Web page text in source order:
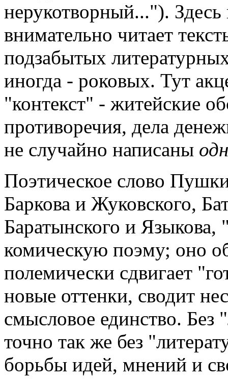
нерукотворный..."). Здесь
внимательно читает
подзабытых
иногда - роковых. Тут
"контекст" - житейские
противоречия, дела
не случайно написаны
Поэтическое слово
Баркова и Жуковского,
Баратынского и
комическую поэму; оно
полемически сдвигает
новые оттенки, сводит
смысловое единство. Без
точно так же без
борьбы идей, мнений и